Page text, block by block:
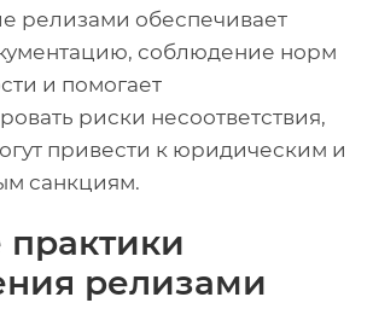
релизами обеспечивает
соблюдение норм
и помогает
риски несоответствия,
привести к юридическим и
санкциям.
релизами